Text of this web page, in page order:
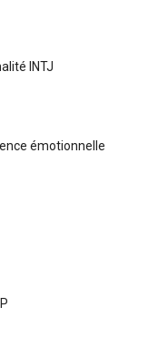
INTJ
émotionnelle